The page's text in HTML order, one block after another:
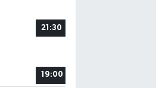
21:30
19:00